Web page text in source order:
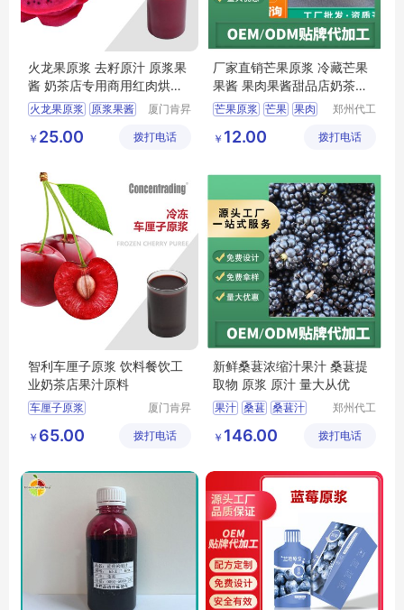
火龙果原浆 去籽原汁 原浆果
酱 奶茶店专用商用红肉烘培
饮料果肉
火龙果原浆
原浆果酱
餐饮果汁原料
厦门肯昇
限公司
￥ 25.00 拨打电话
厂家直销芒果原浆 冷藏芒果
果酱 果肉果酱甜品店奶茶店
商用批发
芒果原浆 芒果 果肉
郑州代工
技有限公
￥ 12.00 拨打电话
智利车厘子原浆 饮料餐饮工
业奶茶店果汁原料
车厘子原浆
车厘子果酱
果汁原料
厦门肯昇
限公司
￥ 65.00 拨打电话
新鲜桑葚浓缩汁果汁 桑葚提
取物 原浆 原汁 量大从优
果汁 桑葚 桑葚汁
郑州代工
技有限公
￥ 146.00 拨打电话